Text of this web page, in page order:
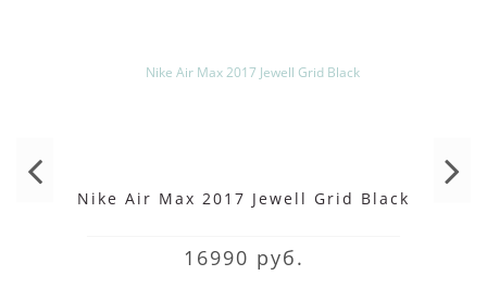
Nike Air Max 2017 Jewell Grid Black
16990 руб.